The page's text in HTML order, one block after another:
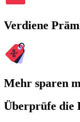
Verdiene
Mehr sparen
Überprüfe die